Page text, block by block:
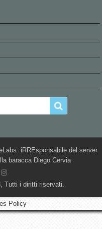
iRREsponsabile del server
baracca Diego Cervia
Tutti i diritti riservati.
Policy